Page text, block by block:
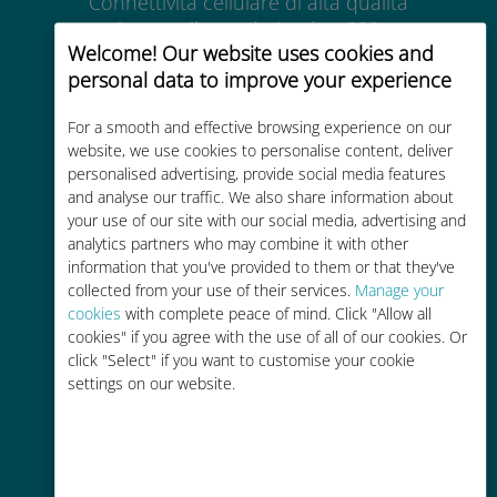
Welcome! Our website uses cookies and
personal data to improve your experience
For a smooth and effective browsing experience on our
website, we use cookies to personalise content, deliver
personalised advertising, provide social media features
and analyse our traffic. We also share information about
your use of our site with our social media, advertising and
analytics partners who may combine it with other
information that you've provided to them or that they've
collected from your use of their services. Manage your
cookies with complete peace of mind. Click "Allow all
cookies" if you agree with the use of all of our cookies. Or
click "Select" if you want to customise your cookie
settings on our website.
in tutto il mondo in oltre 200
destinazioni
Economico
Fino al 90% in meno rispetto alle
tariffe di roaming con il vostro
operatore attuale